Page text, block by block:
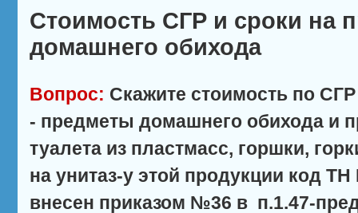
Стоимость СГР и сроки на
домашнего обихода
Вопрос: Скажите стоимость по
- предметы домашнего обихода и
туалета из пластмасс, горшки,
на унитаз-у этой продукции код
внесен приказом №36 в п.1.47-